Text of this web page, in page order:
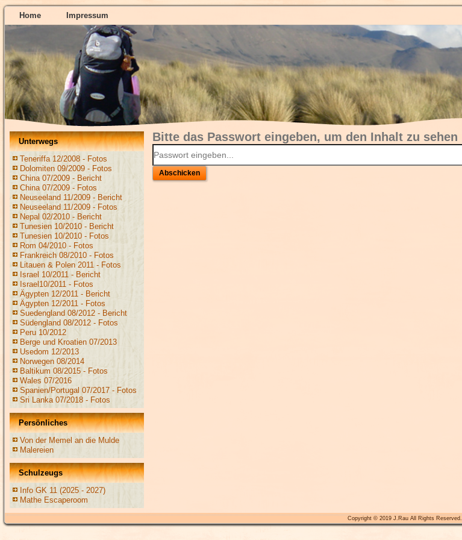
Home Impressum
Unterwegs
Teneriffa 12/2008 - Fotos
Dolomiten 09/2009 - Fotos
China 07/2009 - Bericht
China 07/2009 - Fotos
Neuseeland 11/2009 - Bericht
Neuseeland 11/2009 - Fotos
Nepal 02/2010 - Bericht
Tunesien 10/2010 - Bericht
Tunesien 10/2010 - Fotos
Rom 04/2010 - Fotos
Frankreich 08/2010 - Fotos
Litauen & Polen 2011 - Fotos
Israel 10/2011 - Bericht
Israel10/2011 - Fotos
Ägypten 12/2011 - Bericht
Ägypten 12/2011 - Fotos
Suedengland 08/2012 - Bericht
Südengland 08/2012 - Fotos
Peru 10/2012
Berge und Kroatien 07/2013
Usedom 12/2013
Norwegen 08/2014
Baltikum 08/2015 - Fotos
Wales 07/2016
Spanien/Portugal 07/2017 - Fotos
Sri Lanka 07/2018 - Fotos
Persönliches
Von der Memel an die Mulde
Malereien
Schulzeugs
Info GK 11 (2025 - 2027)
Mathe Escaperoom
Bitte das Passwort eingeben, um den Inhalt zu sehen
Abschicken
Copyright © 2019 J.Rau All Rights Reserved.